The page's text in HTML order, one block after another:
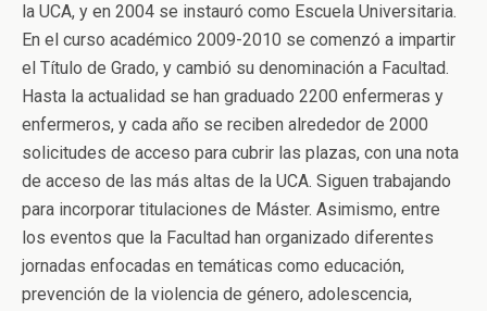
la UCA, y en 2004 se instauró como Escuela Universitaria.
En el curso académico 2009-2010 se comenzó a impartir
el Título de Grado, y cambió su denominación a Facultad.
Hasta la actualidad se han graduado 2200 enfermeras y
enfermeros, y cada año se reciben alrededor de 2000
solicitudes de acceso para cubrir las plazas, con una nota
de acceso de las más altas de la UCA. Siguen trabajando
para incorporar titulaciones de Máster. Asimismo, entre
los eventos que la Facultad han organizado diferentes
jornadas enfocadas en temáticas como educación,
prevención de la violencia de género, adolescencia,